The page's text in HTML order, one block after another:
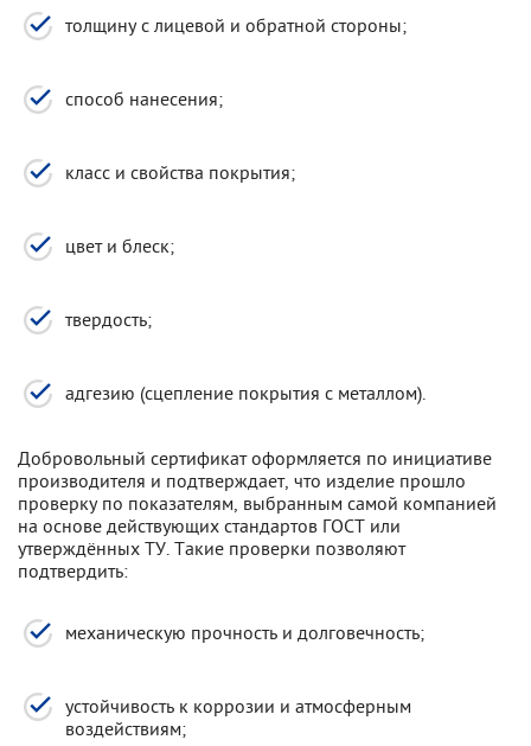
толщину с лицевой и обратной стороны;
способ нанесения;
класс и свойства покрытия;
цвет и блеск;
твердость;
адгезию (сцепление покрытия с металлом).
Добровольный сертификат оформляется по инициативе
производителя и подтверждает, что изделие прошло
проверку по показателям, выбранным самой компанией
на основе действующих стандартов ГОСТ или
утверждённых ТУ. Такие проверки позволяют
подтвердить:
механическую прочность и долговечность;
устойчивость к коррозии и атмосферным
воздействиям;